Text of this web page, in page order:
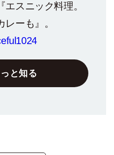
スニック料理。
ーも』。
と知る